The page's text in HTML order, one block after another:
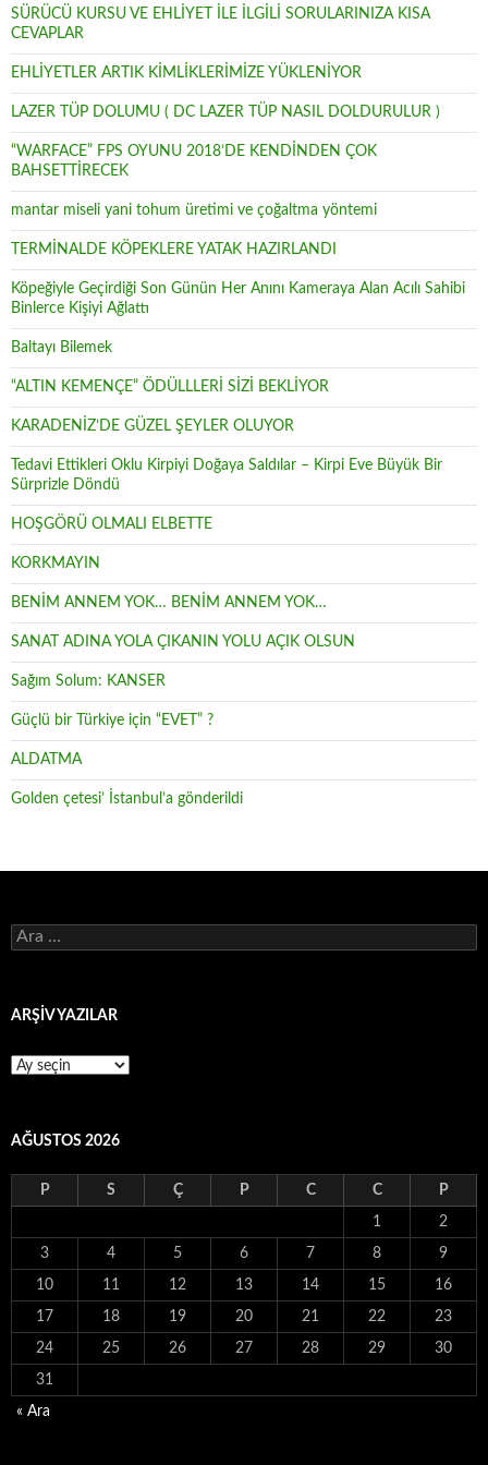
SÜRÜCÜ KURSU VE EHLİYET İLE İLGİLİ SORULARINIZA KISA
CEVAPLAR
EHLİYETLER ARTIK KİMLİKLERİMİZE YÜKLENİYOR
LAZER TÜP DOLUMU ( DC LAZER TÜP NASIL DOLDURULUR )
“WARFACE” FPS OYUNU 2018’DE KENDİNDEN ÇOK
BAHSETTİRECEK
mantar miseli yani tohum üretimi ve çoğaltma yöntemi
TERMİNALDE KÖPEKLERE YATAK HAZIRLANDI
Köpeğiyle Geçirdiği Son Günün Her Anını Kameraya Alan Acılı Sahibi
Binlerce Kişiyi Ağlattı
Baltayı Bilemek
“ALTIN KEMENÇE” ÖDÜLLLERİ SİZİ BEKLİYOR
KARADENİZ’DE GÜZEL ŞEYLER OLUYOR
Tedavi Ettikleri Oklu Kirpiyi Doğaya Saldılar – Kirpi Eve Büyük Bir
Sürprizle Döndü
HOŞGÖRÜ OLMALI ELBETTE
KORKMAYIN
BENİM ANNEM YOK… BENİM ANNEM YOK…
SANAT ADINA YOLA ÇIKANIN YOLU AÇIK OLSUN
Sağım Solum: KANSER
Güçlü bir Türkiye için “EVET” ?
ALDATMA
Golden çetesi’ İstanbul’a gönderildi
Arama:
ARŞİV YAZILAR
ARŞİV
AĞUSTOS 2026
P S Ç P C C P
1 2
3 4 5 6 7 8 9
10 11 12 13 14 15 16
17 18 19 20 21 22 23
24 25 26 27 28 29 30
31
« Ara